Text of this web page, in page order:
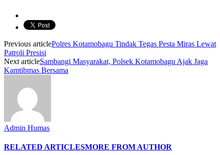
Previous articlePolres Kotamobagu Tindak Tegas Pesta Miras Lewat
Patroli Presisi
Next articleSambangi Masyarakat, Polsek Kotamobagu Ajak Jaga
Kamtibmas Bersama
Admin Humas
RELATED ARTICLESMORE FROM AUTHOR